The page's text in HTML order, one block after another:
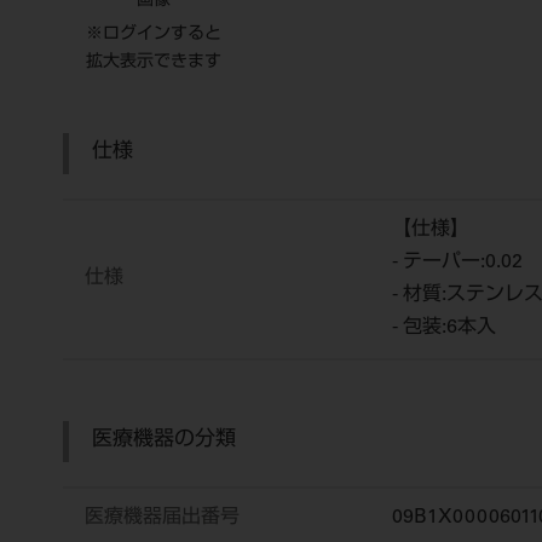
※ログインすると
拡大表示できます
仕様
仕様
【仕様】
- テーパー:0.02
- 材質:ステンレ
- 包装:6本入
医療機器の分類
医療機器届出番号